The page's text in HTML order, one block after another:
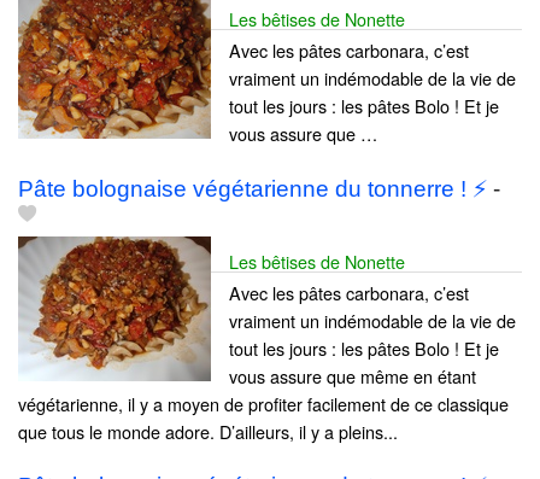
Les bêtises de Nonette
Avec les pâtes carbonara, c’est
vraiment un indémodable de la vie de
tout les jours : les pâtes Bolo ! Et je
vous assure que …
Pâte bolognaise végétarienne du tonnerre ! ⚡ -
Les bêtises de Nonette
Avec les pâtes carbonara, c’est
vraiment un indémodable de la vie de
tout les jours : les pâtes Bolo ! Et je
vous assure que même en étant
végétarienne, il y a moyen de profiter facilement de ce classique
que tous le monde adore. D’ailleurs, il y a pleins...